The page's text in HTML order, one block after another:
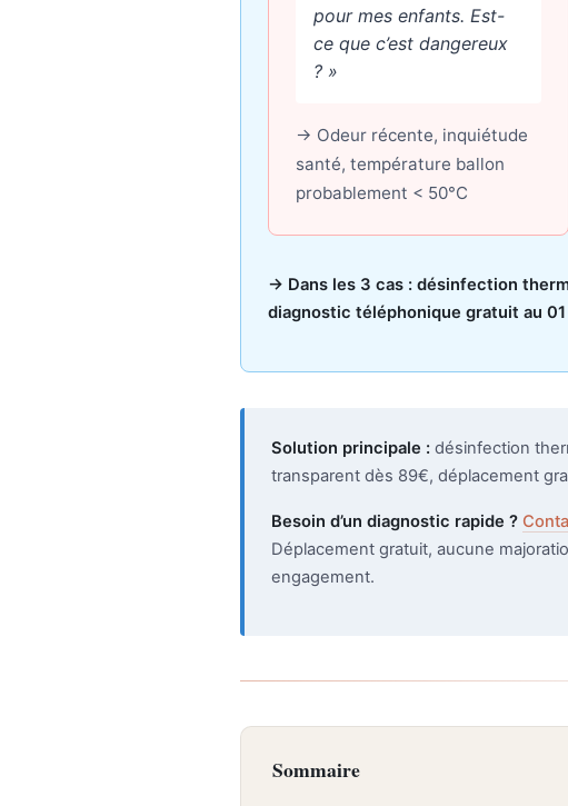
pour mes enfants. Est-
ce que c’est dangereux
? »
→ Odeur récente, inquiétude
santé, température ballon
probablement < 50°C
→ Dans les 3 cas : désinfection
diagnostic téléphonique gratuit au
Solution principale : désinfection
transparent dès 89€, déplacement
Besoin d’un diagnostic rapide ?
Déplacement gratuit, aucune
engagement.
Sommaire